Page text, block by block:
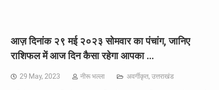
आज़ दिनांक २९ मई २०२३ सोमवार का पंचांग, जानिए
राशिफल में आज दिन कैसा रहेगा आपका …
29 May, 2023 नीरू भल्ला अवर्गीकृत, उत्तराखंड